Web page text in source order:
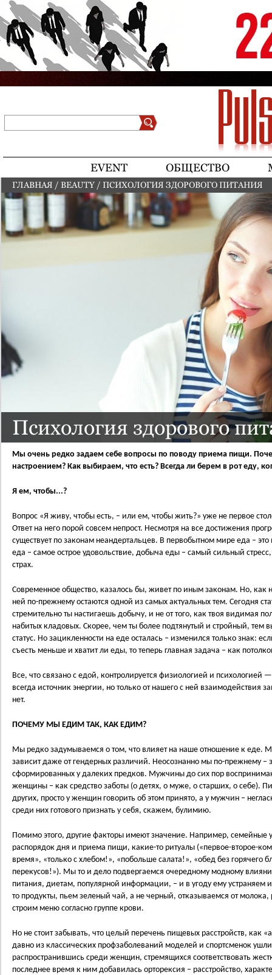
Jump to navigation
EVENT ОБЩЕСТВО
ВЫ ЗДЕСЬ
ГЛАВНАЯ / BEAUTY / ПСИХОЛОГИЯ ЗДОРОВОГО ПИТАНИЯ
Психология здорового
Мы очень редко задаем себе вопросы по поводу приема пищи.
настроением? Как выбираем, что есть? Всегда ли берем в рот еду,
Я ем, чтобы...?
Вопрос «Я живу, чтобы есть, – или ем, чтобы жить?» уже не первое
Ответ на него порой совсем непрост. Несмотря на все достижения
существует по законам неандертальцев. В первобытном мире еда –
еда – самое острое удовольствие, добыча еды – самый сильный
страх.
Современное общество, казалось бы, живет по иным законам. Но, как
ней по-прежнему остаются одной из самых актуальных тем. Сегодня
стремительно ты настигаешь добычу, и не от того, как твоя видимая
набитых кладовых. Скорее, чем ты более подтянутый и стройный, тем
статус. Но зацикленности на еде осталась – изменился только знак:
съесть меньше и хватит ли еды, то теперь главная задача – как
Все, что связано с едой, контролируется физиологией и
всегда источник энергии, но только от нашего с ней взаимодействия
нет.
ПОЧЕМУ МЫ ЕДИМ ТАК, КАК ЕДИМ?
Мы редко задумываемся о том, что влияет на наше отношение к еде.
зависит даже от гендерных различий. Неосознанно мы по-прежнему –
сформированных у далеких предков. Мужчины до сих пор
женщины – как средство заботы (о детях, о муже, о старших, о себе).
других, просто у женщин говорить об этом принято, а у мужчин –
среди них готового признать у себя, скажем, булимию.
Помимо этого, другие факторы имеют значение. Например, семейные
распорядок дня и приема пищи, какие-то ритуалы («первое-второе-
время», «только с хлебом!», «побольше салата!», «обед без горячего
перекусов!»). Мы то и дело подвергаемся очередному модному
питания, диетам, популярной информации, – и в угоду ему устраняем
то продукты, пьем зеленый чай, а не черный, отказываемся от
строим меню согласно группе крови.
Но не стоит забывать, что целый перечень пищевых расстройств, как
давно из классических профзаболеваний моделей и спортсменок
распространившись среди женщин, стремящихся соответствовать
последнее время к ним добавилась орторексия – расстройство,